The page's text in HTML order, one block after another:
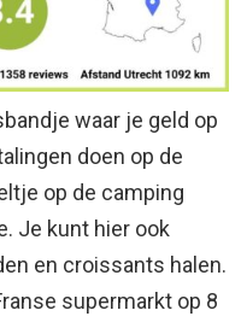
waar je geld op
doen op de
op de camping
Je kunt hier ook
en croissants halen.
supermarkt op 8